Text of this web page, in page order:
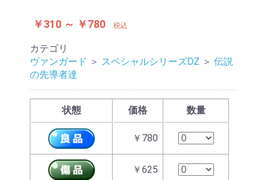
￥310 ～ ￥780 税込
カテゴリ
ヴァンガード ＞ スペシャルシリーズDZ ＞ 伝説
の先導者達
状態 価格 数量
￥780
￥625